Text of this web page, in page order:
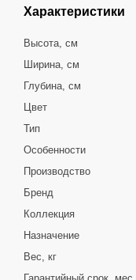
Характеристики
Высота, см
Ширина, см
Глубина, см
Цвет
Тип
Особенности
Производство
Бренд
Коллекция
Назначение
Вес, кг